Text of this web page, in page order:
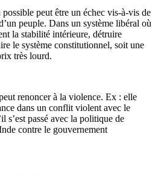
peut être un échec vis-à-vis de
peuple. Dans un système libéral où
la stabilité intérieure, détruire
le système constitutionnel, soit une
très lourd.
renoncer à la violence. Ex : elle
dans un conflit violent avec le
s’est passé avec la politique de
contre le gouvernement